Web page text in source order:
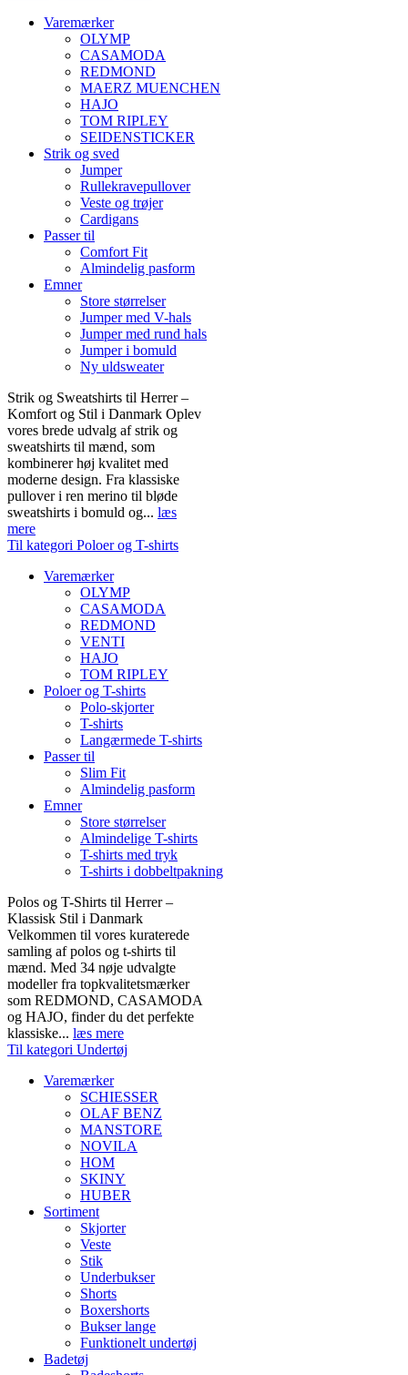
Varemærker
OLYMP
CASAMODA
REDMOND
MAERZ MUENCHEN
HAJO
TOM RIPLEY
SEIDENSTICKER
Strik og sved
Jumper
Rullekravepullover
Veste og trøjer
Cardigans
Passer til
Comfort Fit
Almindelig pasform
Emner
Store størrelser
Jumper med V-hals
Jumper med rund hals
Jumper i bomuld
Ny uldsweater
Strik og Sweatshirts til Herrer –
Komfort og Stil i Danmark Oplev
vores brede udvalg af strik og
sweatshirts til mænd, som
kombinerer høj kvalitet med
moderne design. Fra klassiske
pullover i ren merino til bløde
sweatshirts i bomuld og... læs
mere
Til kategori Poloer og T-shirts
Varemærker
OLYMP
CASAMODA
REDMOND
VENTI
HAJO
TOM RIPLEY
Poloer og T-shirts
Polo-skjorter
T-shirts
Langærmede T-shirts
Passer til
Slim Fit
Almindelig pasform
Emner
Store størrelser
Almindelige T-shirts
T-shirts med tryk
T-shirts i dobbeltpakning
Polos og T-Shirts til Herrer –
Klassisk Stil i Danmark
Velkommen til vores kuraterede
samling af polos og t-shirts til
mænd. Med 34 nøje udvalgte
modeller fra topkvalitetsmærker
som REDMOND, CASAMODA
og HAJO, finder du det perfekte
klassiske... læs mere
Til kategori Undertøj
Varemærker
SCHIESSER
OLAF BENZ
MANSTORE
NOVILA
HOM
SKINY
HUBER
Sortiment
Skjorter
Veste
Stik
Underbukser
Shorts
Boxershorts
Bukser lange
Funktionelt undertøj
Badetøj